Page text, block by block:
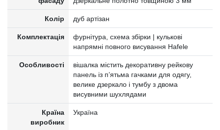
Колір дуб артізан
Комплектація
фурнітура, схема збірки | кулькові
напрямні повного висування Hafele
Особливості
вішалка містить декоративну рейкову
панель із п’ятьма гачками для одягу,
велике дзеркало і тумбу з двома
висувними шухлядами
Країна
виробник
Україна